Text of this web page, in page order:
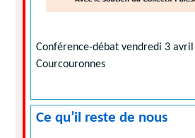
Conférence-débat vendredi 3
Courcouronnes
Ce qu’il reste de nous